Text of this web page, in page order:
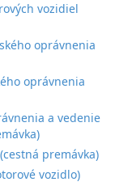
vozidiel
oprávnenia
oprávnenia
a vedenie
premávka)
vozidlo)